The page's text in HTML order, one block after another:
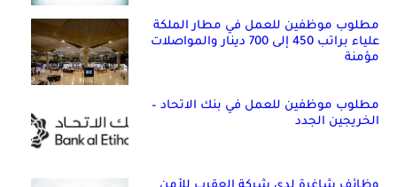
مطلوب موظفين للعمل في مطار الملكة
علياء براتب 450 إلى 700 دينار والمواصلات
مؤمنة
مطلوب موظفين للعمل في بنك الاتحاد –
الخريجين الجدد